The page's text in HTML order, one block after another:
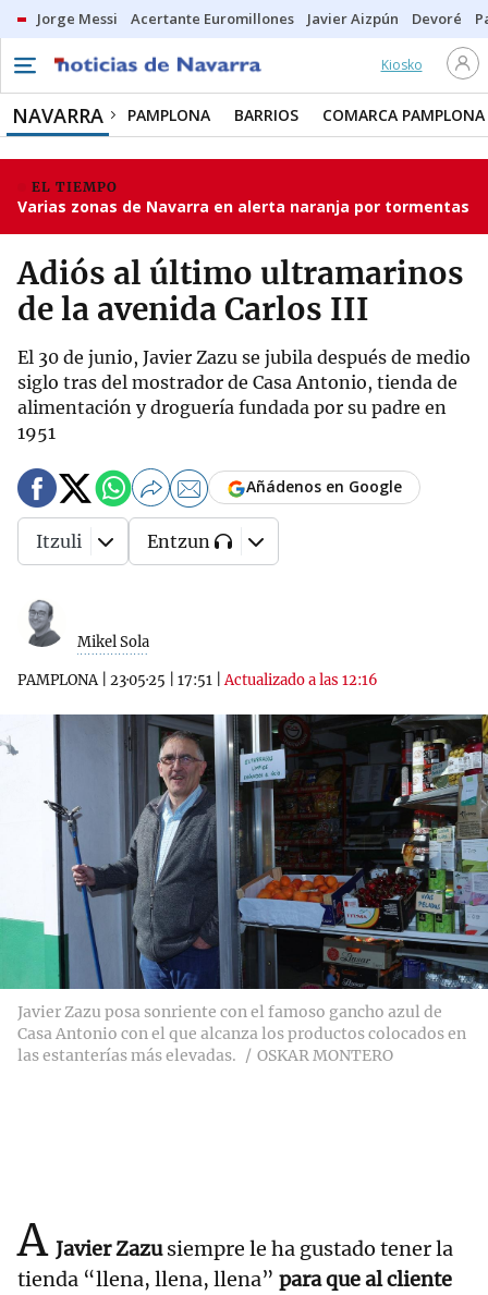
Jorge Messi Acertante Euromillones Javier Aizpún Devoré
Kiosko
NAVARRA PAMPLONA BARRIOS COMARCA PAMPLONA
EL TIEMPO
Varias zonas de Navarra en alerta naranja por tormentas
Adiós al último ultramarinos
de la avenida Carlos III
El 30 de junio, Javier Zazu se jubila después de medio
siglo tras del mostrador de Casa Antonio, tienda de
alimentación y droguería fundada por su padre en
1951
Mikel Sola
PAMPLONA| 23·05·25 17:51 |Actualizado a las 12:16
Añádenos en Google
Itzuli Entzun
Javier Zazu posa sonriente con el famoso gancho azul de
Casa Antonio con el que alcanza los productos colocados en
las estanterías más elevadas.
OSKAR MONTERO
A Javier Zazusiempre le ha gustado tener la
tienda “llena, llena, llena” para que al cliente